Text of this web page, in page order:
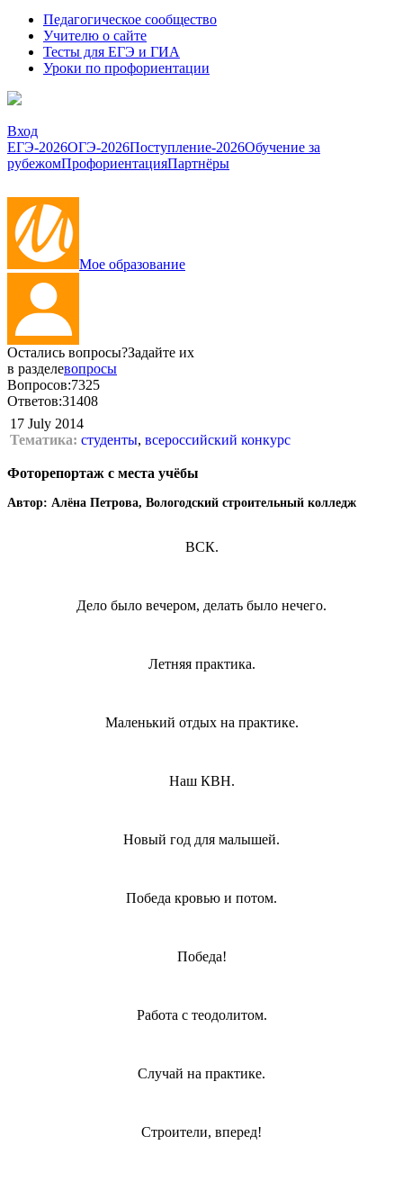
Педагогическое сообщество
Учителю о сайте
Тесты для ЕГЭ и ГИА
Уроки по профориентации
Вход
ЕГЭ-2026ОГЭ-2026Поступление-2026Обучение за
рубежомПрофориентацияПартнёры
Мое образование
Остались вопросы?Задайте их
в разделевопросы
Вопросов:7325
Ответов:31408
17 July 2014
Тематика: студенты, всероссийский конкурс
Фоторепортаж с места учёбы
Автор: Алёна Петрова, Вологодский строительный колледж
ВСК.
Дело было вечером, делать было нечего.
Летняя практика.
Маленький отдых на практике.
Наш КВН.
Новый год для малышей.
Победа кровью и потом.
Победа!
Работа с теодолитом.
Случай на практике.
Строители, вперед!